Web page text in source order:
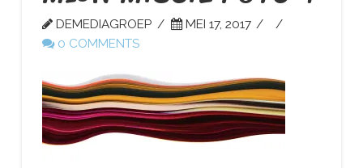
L
Y
DEMEDIAGROEP
MEI 17, 2017
0 COMMENTS